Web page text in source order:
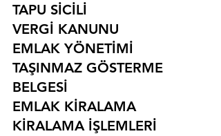
TAPU SİCİLİ
VERGİ KANUNU
EMLAK YÖNETİMİ
TAŞINMAZ GÖSTERME
BELGESİ
EMLAK KİRALAMA
KİRALAMA İŞLEMLERİ